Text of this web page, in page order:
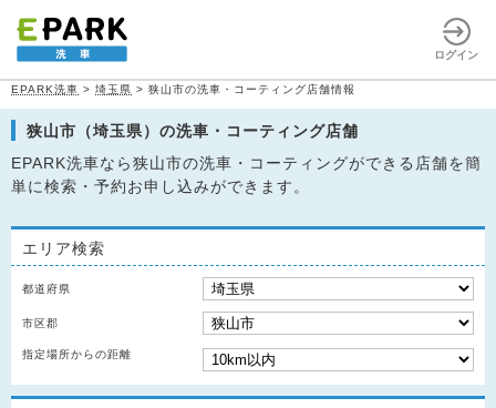
ログイン
EPARK洗車 > 埼玉県 > 狭山市の洗車・コーティング店舗情報
狭山市（埼玉県）の洗車・コーティング店舗
EPARK洗車なら狭山市の洗車・コーティングができる店舗を簡
単に検索・予約お申し込みができます。
エリア検索
都道府県
市区郡
指定場所からの距離